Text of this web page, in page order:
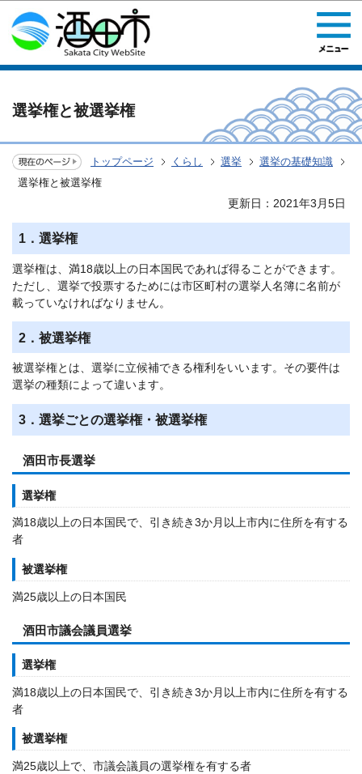
このページの本文へ移動
選挙権と被選挙権
トップページ くらし 選挙
選挙の基礎知識
選挙権と被選挙権
更新日：2021年3月5日
1．選挙権
選挙権は、満18歳以上の日本国民であれば得ることができます。
ただし、選挙で投票するためには市区町村の選挙人名簿に名前が
載っていなければなりません。
2．被選挙権
被選挙権とは、選挙に立候補できる権利をいいます。その要件は
選挙の種類によって違います。
3．選挙ごとの選挙権・被選挙権
酒田市長選挙
選挙権
満18歳以上の日本国民で、引き続き3か月以上市内に住所を有する
者
被選挙権
満25歳以上の日本国民
酒田市議会議員選挙
選挙権
満18歳以上の日本国民で、引き続き3か月以上市内に住所を有する
者
被選挙権
満25歳以上で、市議会議員の選挙権を有する者